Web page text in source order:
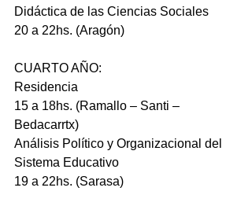
Didáctica de las Ciencias Sociales
20 a 22hs. (Aragón)
CUARTO AÑO:
Residencia
15 a 18hs. (Ramallo – Santi –
Bedacarrtx)
Análisis Político y Organizacional del
Sistema Educativo
19 a 22hs. (Sarasa)